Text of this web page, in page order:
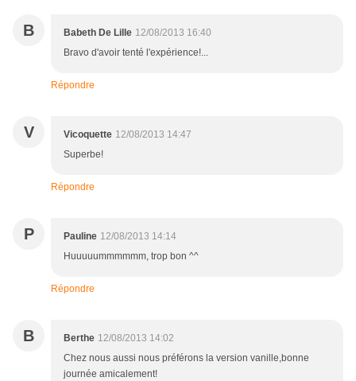
B Babeth De Lille 12/08/2013 16:40
Bravo d'avoir tenté l'expérience!...
Répondre
V Vicoquette 12/08/2013 14:47
Superbe!
Répondre
P Pauline 12/08/2013 14:14
Huuuuummmmmm, trop bon ^^
Répondre
B Berthe 12/08/2013 14:02
Chez nous aussi nous préférons la version vanille,bonne
journée amicalement!